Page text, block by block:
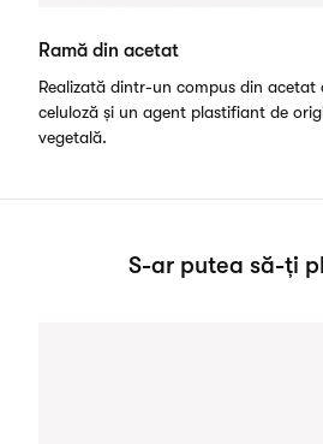
Ramă din acetat
Realizată dintr-un compus din acetat
celuloză și un agent plastifiant de
vegetală.
S-ar putea să-ți